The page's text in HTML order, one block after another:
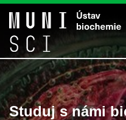
Studuj s námi